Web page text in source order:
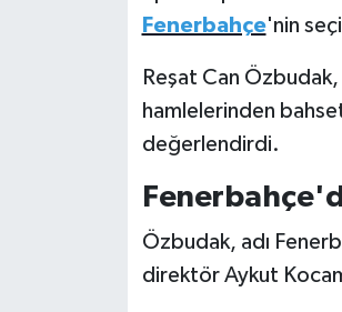
Fenerbahçe'nin
Reşat Can Özbudak,
hamlelerinden
değerlendirdi.
Özbudak, adı
direktör Aykut
Kadınlar Basketbol Ligi